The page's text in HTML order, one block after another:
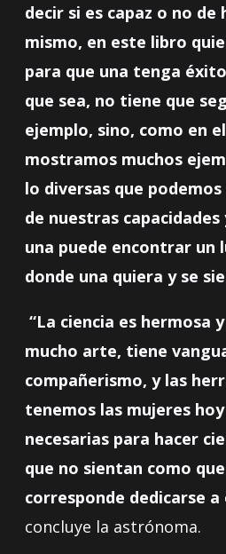
decir si es capaz o no de
mismo, en este libro
para que una tenga
que sea, no tiene que
ejemplo, sino, como en
mostramos muchos
lo diversas que
de nuestras capacidades
una puede encontrar un
donde una quiera y se
“La ciencia es hermosa
mucho arte, tiene
compañerismo, y las
tenemos las mujeres
necesarias para hacer
que no sientan como
corresponde dedicarse
concluye la astrónoma.